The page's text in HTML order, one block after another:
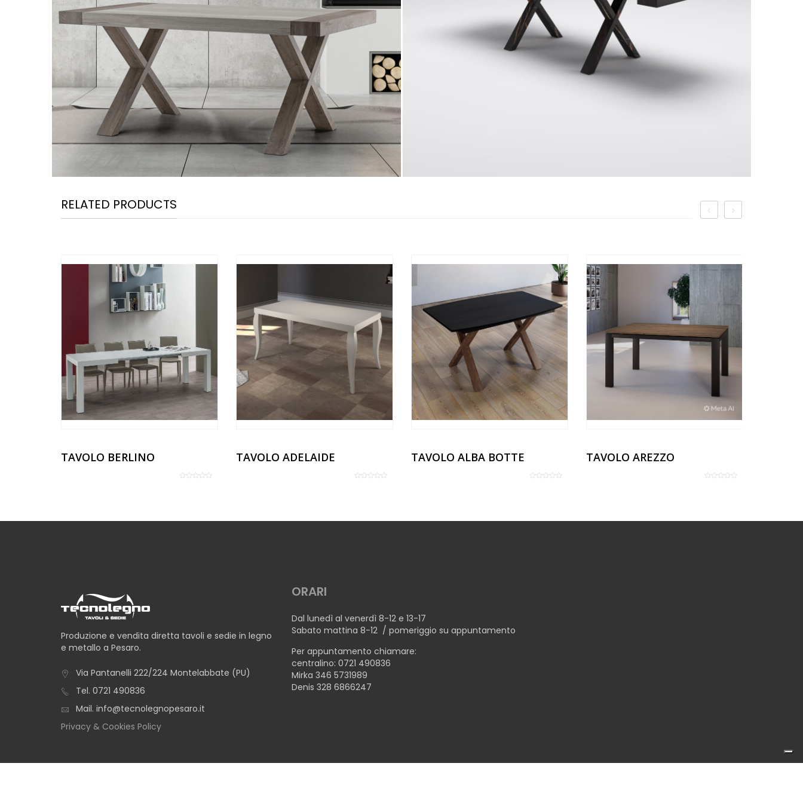
RELATED PRODUCTS
TAVOLO BERLINO TAVOLO ADELAIDE TAVOLO ALBA BOTTE TAVOLO AREZZO
Produzione e vendita diretta tavoli e sedie in legno
e metallo a Pesaro.
Via Pantanelli 222/224 Montelabbate (PU)
Tel. 0721 490836
Mail. info@tecnolegnopesaro.it
Privacy & Cookies Policy
ORARI
Dal lunedì al venerdì 8-12 e 13-17
Sabato mattina 8-12 / pomeriggio su appuntamento
Per appuntamento chiamare:
centralino: 0721 490836
Mirka 346 5731989
Denis 328 6866247